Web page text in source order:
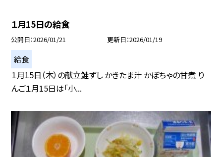
１月15日の給食
公開日 2026/01/21 更新日 2026/01/19
給食
１月15日（木）の献立鮭ずし かきたま汁 かぼちゃの甘煮 り
んご１月15日は「小...